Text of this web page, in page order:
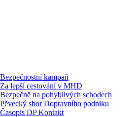
Bezpečnostní kampaň
Za lepší cestování v MHD
Bezpečně na pohyblivých schodech
Pěvecký sbor Dopravního podniku
Časopis DP Kontakt